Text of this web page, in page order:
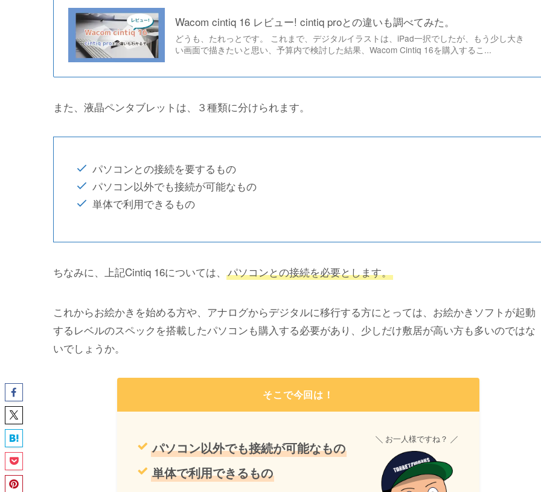
Wacom cintiq 16 レビュー! cintiq proとの違いも調べてみた。
どうも、たれっとです。 これまで、デジタルイラストは、iPad一択でしたが、もう少し大き
い画面で描きたいと思い、予算内で検討した結果、Wacom Cintiq 16を購入するこ...
また、液晶ペンタブレットは、３種類に分けられます。
パソコンとの接続を要するもの
パソコン以外でも接続が可能なもの
単体で利用できるもの
ちなみに、上記Cintiq 16については、 パソコンとの接続を必要とします。
これからお絵かきを始める方や、アナログからデジタルに移行する方にとっては、お絵かきソフトが起動
するレベルのスペックを搭載したパソコンも購入する必要があり、少しだけ敷居が高い方も多いのではな
いでしょうか。
そこで今回は！
パソコン以外でも接続が可能なもの
単体で利用できるもの
お一人様ですね？